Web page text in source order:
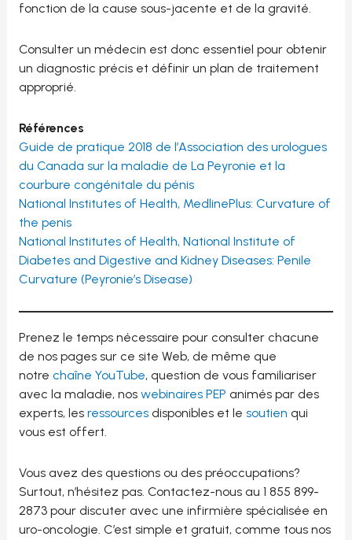
fonction de la cause sous-jacente et de la gravité.
Consulter un médecin est donc essentiel pour obtenir
un diagnostic précis et définir un plan de traitement
approprié.
Références
Guide de pratique 2018 de l’Association des urologues
du Canada sur la maladie de La Peyronie et la
courbure congénitale du pénis
National Institutes of Health, MedlinePlus: Curvature of
the penis
National Institutes of Health, National Institute of
Diabetes and Digestive and Kidney Diseases: Penile
Curvature (Peyronie’s Disease)
Prenez le temps nécessaire pour consulter chacune
de nos pages sur ce site Web, de même que
notre chaîne YouTube, question de vous familiariser
avec la maladie, nos webinaires PEP animés par des
experts, les ressourcesdisponibles et le soutien qui
vous est offert.
Vous avez des questions ou des préoccupations?
Surtout, n’hésitez pas. Contactez-nous au 1 855 899-
2873 pour discuter avec une infirmière spécialisée en
uro-oncologie. C’est simple et gratuit, comme tous nos